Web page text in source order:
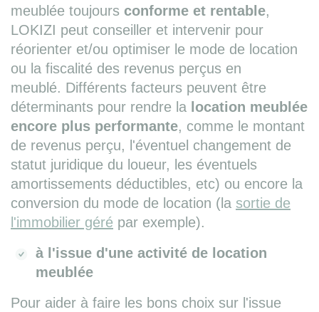
meublée toujours conforme et rentable,
LOKIZI peut conseiller et intervenir pour
réorienter et/ou optimiser le mode de location
ou la fiscalité des revenus perçus en
meublé. Différents facteurs peuvent être
déterminants pour rendre la location meublée
encore plus performante, comme le montant
de revenus perçu, l'éventuel changement de
statut juridique du loueur, les éventuels
amortissements déductibles, etc) ou encore la
conversion du mode de location (la sortie de
l'immobilier géré par exemple).
à l'issue d'une activité de location
meublée
Pour aider à faire les bons choix sur l'issue